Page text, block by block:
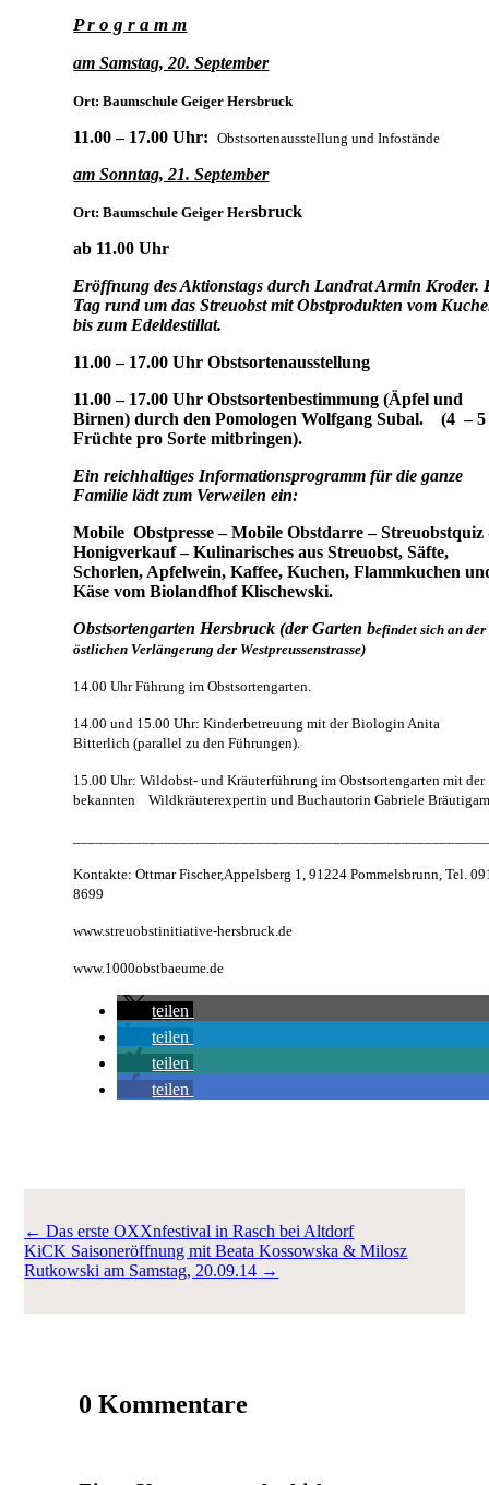
P r o g r a m m
am Samstag, 20. September
Ort: Baumschule Geiger Hersbruck
11.00 – 17.00 Uhr:Obstsortenausstellung und Infostände
am Sonntag, 21. September
Ort: Baumschule Geiger Hersbruck
ab 11.00 Uhr
Eröffnung des Aktionstags durch Landrat Armin Kroder.
Tag rund um das Streuobst mit Obstprodukten vom
bis zum Edeldestillat.
11.00 – 17.00 Uhr Obstsortenausstellung
11.00 – 17.00 Uhr Obstsortenbestimmung (Äpfel und
Birnen) durch den Pomologen Wolfgang Subal. (4 – 5
Früchte pro Sorte mitbringen).
Ein reichhaltiges Informationsprogramm für die ganze
Familie lädt zum Verweilen ein:
Mobile Obstpresse – Mobile Obstdarre – Streuobstquiz
Honigverkauf – Kulinarisches aus Streuobst, Säfte,
Schorlen, Apfelwein, Kaffee, Kuchen, Flammkuchen
Käse vom Biolandfhof Klischewski.
Obstsortengarten Hersbruck (der Garten befindet sich an der
östlichen Verlängerung der Westpreussenstrasse)
14.00 Uhr Führung im Obstsortengarten.
14.00 und 15.00 Uhr: Kinderbetreuung mit der Biologin Anita
Bitterlich (parallel zu den Führungen).
15.00 Uhr: Wildobst- und Kräuterführung im Obstsortengarten mit der
bekannten Wildkräuterexpertin und Buchautorin Gabriele
Kontakte: Ottmar Fischer,Appelsberg 1, 91224 Pommelsbrunn, Tel.
8699
www.streuobstinitiative-hersbruck.de
www.1000obstbaeume.de
teilen
teilen
teilen
teilen
←Das erste OXXnfestival in Rasch bei Altdorf
KiCK Saisoneröffnung mit Beata Kossowska & Milosz
Rutkowski am Samstag, 20.09.14 →
0 Kommentare